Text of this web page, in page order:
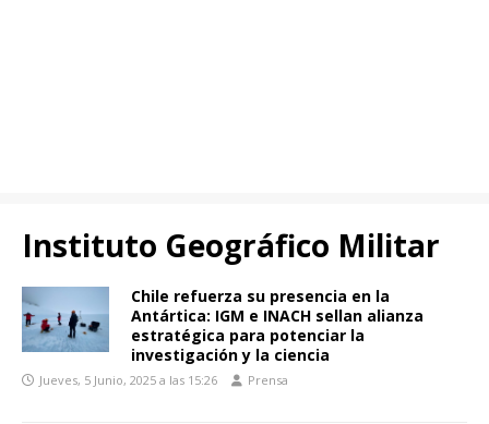
Instituto Geográfico Militar
Chile refuerza su presencia en la
Antártica: IGM e INACH sellan alianza
estratégica para potenciar la
investigación y la ciencia
Jueves, 5 Junio, 2025 a las 15:26 Prensa